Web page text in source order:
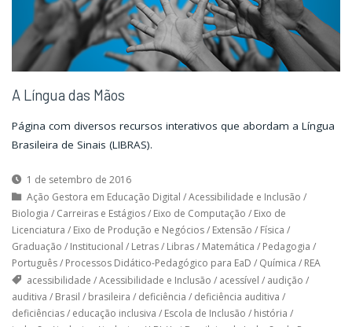
A Língua das Mãos
Página com diversos recursos interativos que abordam a Língua
Brasileira de Sinais (LIBRAS).
1 de setembro de 2016
Ação Gestora em Educação Digital /Acessibilidade e Inclusão /
Biologia / Carreiras e Estágios/ Eixo de Computação / Eixo de
Licenciatura / Eixo de Produção e Negócios/ Extensão / Física /
Graduação / Institucional / Letras/ Libras/ Matemática / Pedagogia /
Português/ Processos Didático-Pedagógico para EaD / Química / REA
acessibilidade /Acessibilidade e Inclusão / acessível / audição /
auditiva / Brasil / brasileira / deficiência / deficiência auditiva /
deficiências/ educação inclusiva / Escola de Inclusão / história /